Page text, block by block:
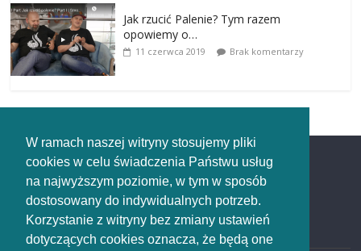
W ramach naszej witryny stosujemy pliki
cookies w celu świadczenia Państwu usług
na najwyższym poziomie, w tym w sposób
dostosowany do indywidualnych potrzeb.
Korzystanie z witryny bez zmiany ustawień
dotyczących cookies oznacza, że będą one
Jak rzucić Palenie? Tym razem
opowiemy o…
11 czerwca 2019 Brak komentarzy
Redakcja
Redakcja
rozpaleni.pl